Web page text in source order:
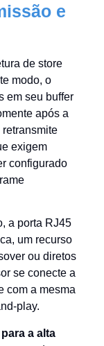
e
de store
modo, o
em seu buffer
após a
exigem
configurado
a porta RJ45
um recurso
ou diretos
se conecte a
com a mesma
play.
a alta